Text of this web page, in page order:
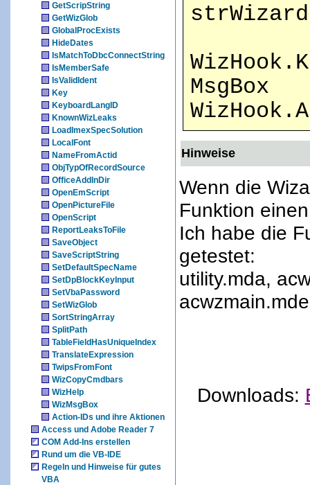
GetScripString
GetWizGlob
GlobalProcExists
HideDates
IsMatchToDbcConnectString
IsMemberSafe
IsValidIdent
Key
KeyboardLangID
KnownWizLeaks
LoadImexSpecSolution
LocalFont
NameFromActid
ObjTypOfRecordSource
OfficeAddInDir
OpenEmScript
OpenPictureFile
OpenScript
ReportLeaksToFile
SaveObject
SaveScriptString
SetDefaultSpecName
SetDpBlockKeyInput
SetVbaPassword
SetWizGlob
SortStringArray
SplitPath
TableFieldHasUniqueIndex
TranslateExpression
TwipsFromFont
WizCopyCmdbars
WizHelp
WizMsgBox
Action-IDs und ihre Aktionen
Access und Adobe Reader 7
COM Add-Ins erstellen
Rund um die VB-IDE
Regeln und Hinweise für gutes
VBA
MsgBox
Hinweise
Wenn die
Funktion
Ich habe die
getestet:
utility.mda,
Downloads: